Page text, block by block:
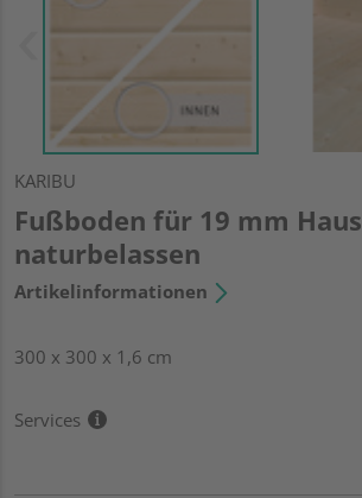
KARIBU
Fußboden für 19 mm Haus
naturbelassen
Artikelinformationen
300 x 300 x 1,6 cm
Services